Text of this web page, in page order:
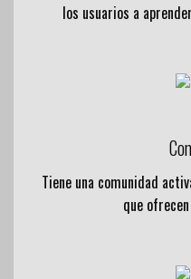
los usuarios a
Tiene una comunidad
que